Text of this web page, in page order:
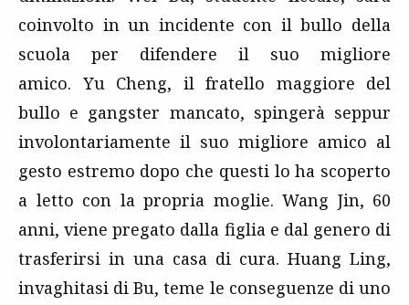
coinvolto in un incidente con il bullo della
scuola per difendere il suo migliore
amico. Yu Cheng, il fratello maggiore del
bullo e gangster mancato, spingerà seppur
involontariamente il suo migliore amico al
gesto estremo dopo che questi lo ha scoperto
a letto con la propria moglie. Wang Jin, 60
anni, viene pregato dalla figlia e dal genero di
trasferirsi in una casa di cura. Huang Ling,
invaghitasi di Bu, teme le conseguenze di uno